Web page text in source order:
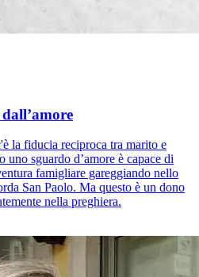
la fiducia reciproca tra marito e
sguardo d’amore è capace di
famigliare gareggiando nello
San Paolo. Ma questo è un dono
nella preghiera.